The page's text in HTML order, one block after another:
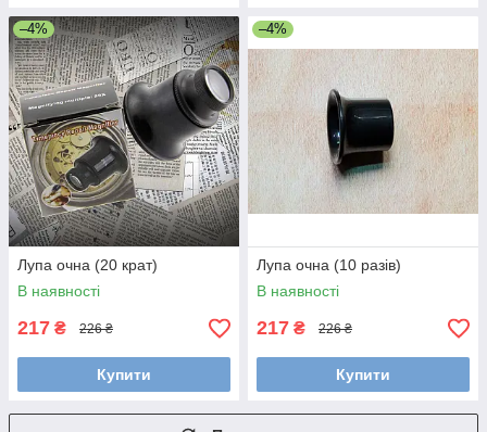
–4%
Лупа очна (20 крат)
В наявності
217 ₴ 226 ₴
Купити
–4%
Лупа очна (10 разів)
В наявності
217 ₴ 226 ₴
Купити